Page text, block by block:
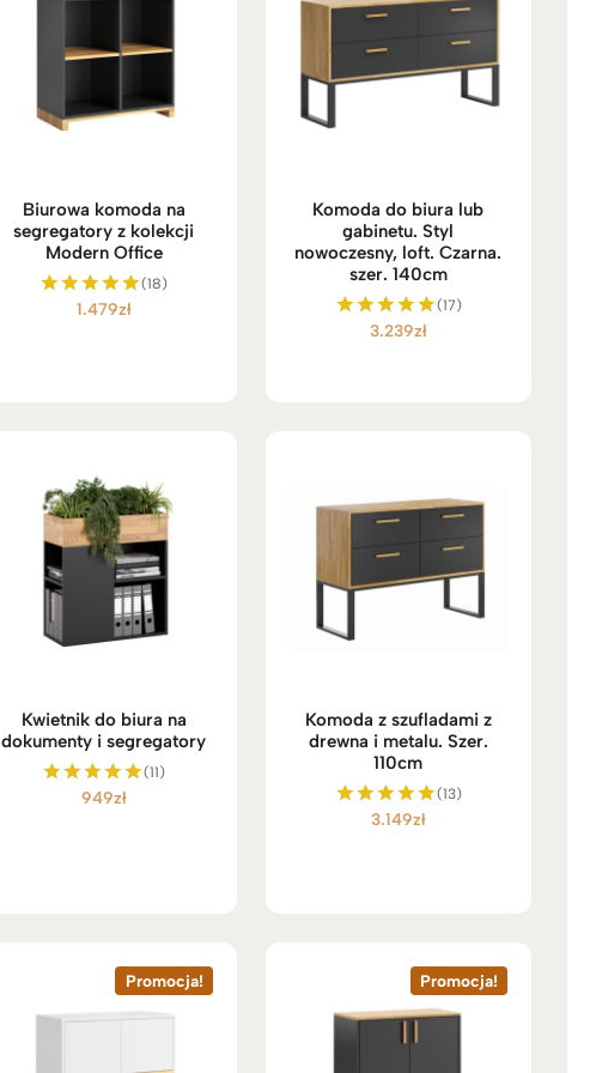
Biurowa komoda na
segregatory z kolekcji
Modern Office
Oceniono
(18)
1.479zł
Komoda do biura lub
gabinetu. Styl
nowoczesny, loft. Czarna.
szer. 140cm
Oceniono
(17)
3.239zł
Kwietnik do biura na
dokumenty i segregatory
Oceniono
(11)
949zł
Komoda z szufladami z
drewna i metalu. Szer.
110cm
Oceniono
(13)
3.149zł
Promocja! Promocja!